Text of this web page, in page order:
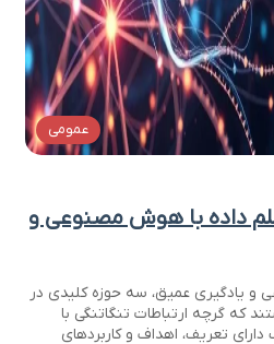
عمومی
داده با هوش مصنوعی و
و یادگیری عمیق، سه حوزه کلیدی در
که گرچه ارتباطات تنگاتنگی با
دارای تعریف، اهداف و کاربردهای